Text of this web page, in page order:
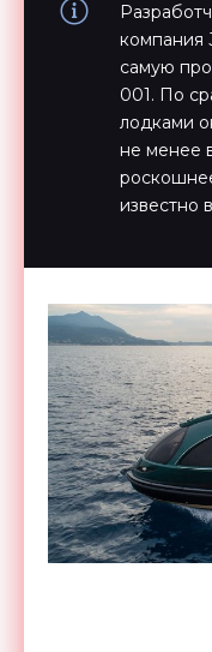
компания
самую
001. По
лодками
не менее
известно